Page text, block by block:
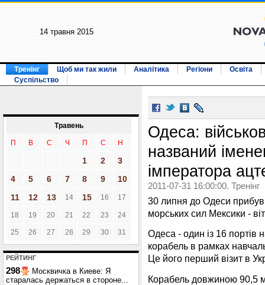
14 травня 2015
Тренінг Щоб ми так жили Аналітика Регіони
Освіта
Суспільство
Травень
П В С Ч П С Н
1 2
3
4
5 6 7 8 9
10
11
12 13 14 15 16 17
18 19 20 21 22 23 24
25 26 27 28 29 30 31
РЕЙТИНГ
298
Москвичка в Киеве: Я
старалась держаться в стороне...
Одеса:
названий
імператора
2011-07-31 16:00:00. Тренінг
30 липня до Одеси прибув
морських сил Мексики -
Одеса - один із 16 портів
корабель в рамках
Це його перший візит в
Корабель довжиною 90,5